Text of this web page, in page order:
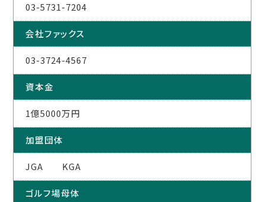
03-5731-7204
会社ファックス
03-3724-4567
資本金
1億5000万円
加盟団体
JGA KGA
ゴルフ場母体